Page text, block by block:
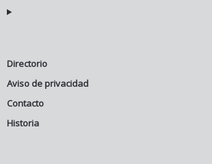
Directorio
Aviso de privacidad
Contacto
Historia